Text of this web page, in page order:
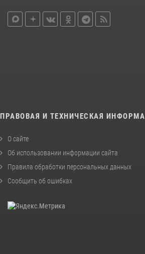
ПРАВОВАЯ И ТЕХНИЧЕСКАЯ
О сайте
Об использовании информации сайта
Правила обработки персональных данных
Сообщить об ошибках